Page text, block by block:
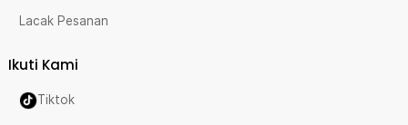
Lacak Pesanan
Ikuti Kami
Tiktok